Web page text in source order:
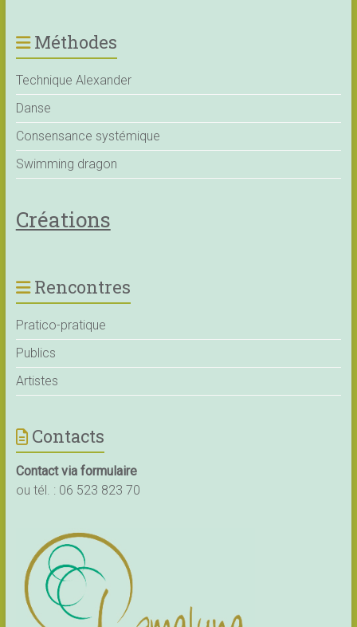
Méthodes
Technique Alexander
Danse
Consensance systémique
Swimming dragon
Créations
Rencontres
Pratico-pratique
Publics
Artistes
Contacts
Contact via formulaire
ou tél. : 06 523 823 70